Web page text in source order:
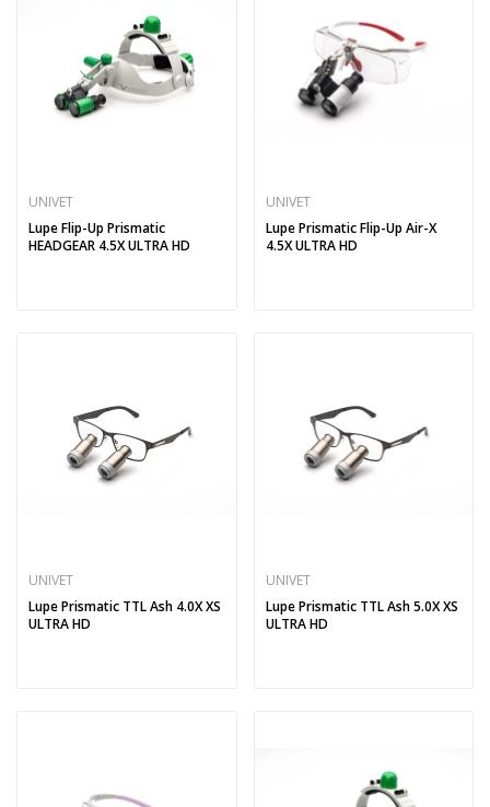
UNIVET
Lupe Flip-Up Prismatic
HEADGEAR 4.5X ULTRA HD
UNIVET
Lupe Prismatic Flip-Up Air-X
4.5X ULTRA HD
UNIVET
Lupe Prismatic TTL Ash 4.0X XS
ULTRA HD
UNIVET
Lupe Prismatic TTL Ash 5.0X XS
ULTRA HD